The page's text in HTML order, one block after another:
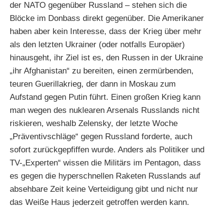
der NATO gegenüber Russland – stehen sich die
Blöcke im Donbass direkt gegenüber. Die Amerikaner
haben aber kein Interesse, dass der Krieg über mehr
als den letzten Ukrainer (oder notfalls Europäer)
hinausgeht, ihr Ziel ist es, den Russen in der Ukraine
„ihr Afghanistan“ zu bereiten, einen zermürbenden,
teuren Guerillakrieg, der dann in Moskau zum
Aufstand gegen Putin führt. Einen großen Krieg kann
man wegen des nuklearen Arsenals Russlands nicht
riskieren, weshalb Zelensky, der letzte Woche
„Präventivschläge“ gegen Russland forderte, auch
sofort zurückgepfiffen wurde. Anders als Politiker und
TV-„Experten“ wissen die Militärs im Pentagon, dass
es gegen die hyperschnellen Raketen Russlands auf
absehbare Zeit keine Verteidigung gibt und nicht nur
das Weiße Haus jederzeit getroffen werden kann.